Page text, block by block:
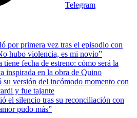
Telegram
por primera vez tras el episodio con
hubo violencia, es mi novio”
fecha de estreno: cómo será la
inspirada en la obra de Quino
versión del incómodo momento con
y fue tajante
el silencio tras su reconciliación con
pudo más”